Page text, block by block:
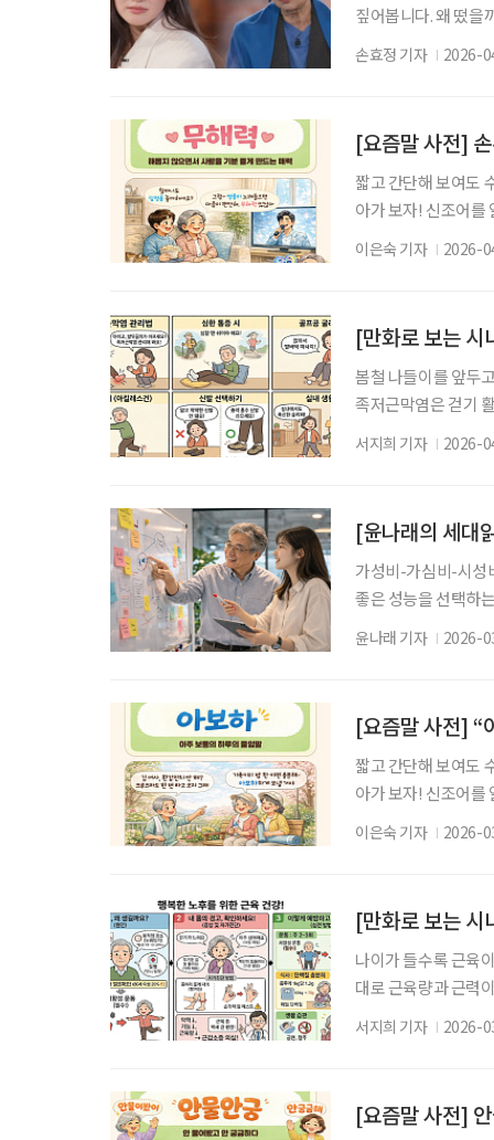
짚어봅니다. 왜 떴을
가운데, 여주인공이
린이다. 여기에 그가
손효정 기자 2026-
[요즘말 사전]
짧고 간단해 보여도
아가 보자! 신조어를
은 기운이 더해진
있다. 특별히 무언
이은숙 기자 2026-
[만화로 보는 시
봄철 나들이를 앞두
족저근막염은 걷기
다. 질병관리청 국
시기에는 장시간
아
서지희 기자 2026-
[윤나래의 세대
가성비-가심비-시성
좋은 성능을 선택하
비 성능이 조금 부
기준이 등장했다. ‘
윤나래 기자 2026-
[요즘말 사전] “
짧고 간단해 보여도
아가 보자! 신조어를
은 기운이 더해진다
다. 특별한 사건이
이은숙 기자 2026-
[만화로 보는 시
나이가 들수록 근육
대로 근육량과 근력
저하, 균형 능력 감
리청 국가건강정보
서지희 기자 2026-
[요즘말 사전]